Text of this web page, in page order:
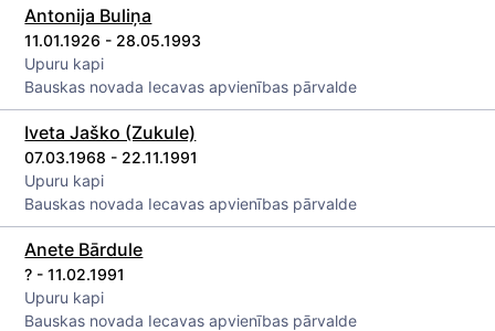
Antonija Buliņa
11.01.1926 - 28.05.1993
Upuru kapi
Bauskas novada Iecavas apvienības pārvalde
Iveta Jaško (Zukule)
07.03.1968 - 22.11.1991
Upuru kapi
Bauskas novada Iecavas apvienības pārvalde
Anete Bārdule
? - 11.02.1991
Upuru kapi
Bauskas novada Iecavas apvienības pārvalde